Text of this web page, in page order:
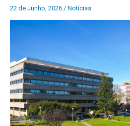
22 de Junho, 2026 / Notícias